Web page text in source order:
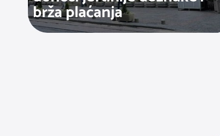
brža plaćanja